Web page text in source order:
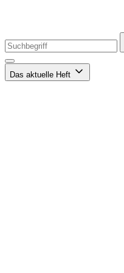
Das aktuelle Heft